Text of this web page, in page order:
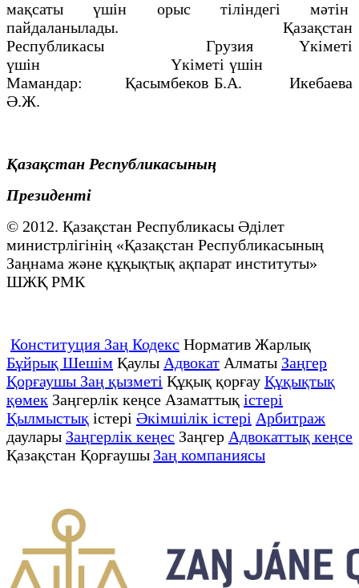
мақсаты үшін орыс тіліндегі мәтін
пайдаланылады. Қазақстан
Республикасы Грузия Үкіметі
үшін Үкіметі үшін
Мамандар: Қасымбеков Б.А. Икебаева
Ә.Ж.
Қазақстан Республикасының
Президенті
© 2012. Қазақстан Республикасы Әділет
министрлігінің «Қазақстан Республикасының
Заңнама және құқықтық ақпарат институты»
ШЖҚ РМК
Конституция Заң Кодекс Норматив Жарлық
Бұйрық Шешім Қаулы Адвокат Алматы Заңгер
Қорғаушы Заң қызметі Құқық қорғау Құқықтық
қөмек Заңгерлік кеңсе Азаматтық істері
Қылмыстық істері Әкімшілік істері Арбитраж
даулары Заңгерлік кеңес Заңгер Адвокаттық кеңсе
Қазақстан Қорғаушы Заң компаниясы